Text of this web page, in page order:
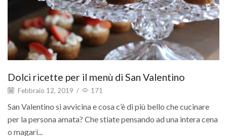
Dolci ricette per il menù di San Valentino
Febbraio 12, 2019 / 171
San Valentino si avvicina e cosa c’è di più bello che cucinare
per la persona amata? Che stiate pensando ad una intera cena
o magari...